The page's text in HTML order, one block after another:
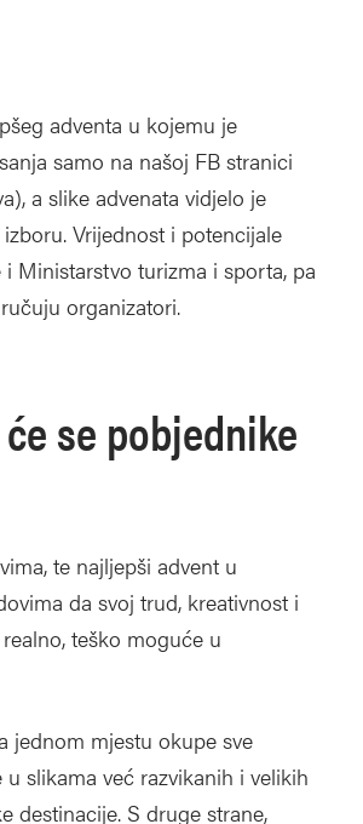
adventa u kojemu je
samo na našoj FB stranici
a slike advenata vidjelo je
Vrijednost i potencijale
Ministarstvo turizma i sporta, pa
organizatori.
se pobjednike
te najljepši advent u
da svoj trud, kreativnost i
teško moguće u
jednom mjestu okupe sve
slikama već razvikanih i velikih
destinacije. S druge strane,